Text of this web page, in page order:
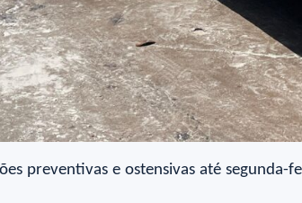
preventivas e ostensivas até